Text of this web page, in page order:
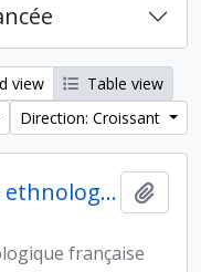
view
Table view
Direction: Croissant
Mission archéologique et ethnologique française au Mexique
française